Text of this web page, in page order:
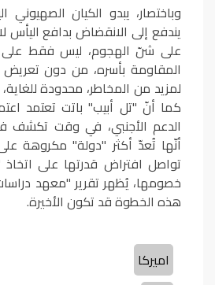
وباختصار، يبدو الكيان
يندفع إلى الانقضاض بدافع اليأس
على شنّ الهجوم، ليس فقط على
المقاومة بأسره، من دون
لمزيد من المخاطر، محدودة
كما أنّ "تل أبيب" باتت تعتمد
الدعم الأجنبي، في وقت تكشف
أنّها تُعدّ أكثر "دولة" مكروهة
تواصل افتراض قدرتها على اتخاذ
خصومها، يُظهر تقرير "معهد
هذه الخطوة قد تكون الأخيرة.
اميركا